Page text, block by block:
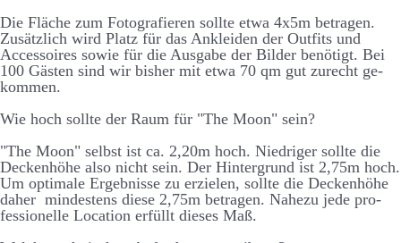
Die Fläche zum Foto­­graf­ieren sollte etwa 4x5m be­tragen.
Zu­­sätz­­lich wird Platz für das An­­kleiden der Out­­fits und
Accessoires sowie für die Aus­­gabe der Bilder be­­nötigt. Bei
100 Gästen sind wir bis­her mit etwa 70 qm gut zu­­recht ge­­
kommen.
Wie hoch sollte der Raum für "The Moon" sein?
"The Moon" selbst ist ca. 2,20m hoch. Niedriger sollte die
Decken­­höhe also nicht sein. Der Hinter­­grund ist 2,75m hoch.
Um optimale Er­­geb­­nisse zu er­zielen, sollte die Decken­­höhe
daher mindestens diese 2,75m be­­tragen. Nahe­­zu jede pro­­
fessionelle Location er­­füllt dieses Maß.